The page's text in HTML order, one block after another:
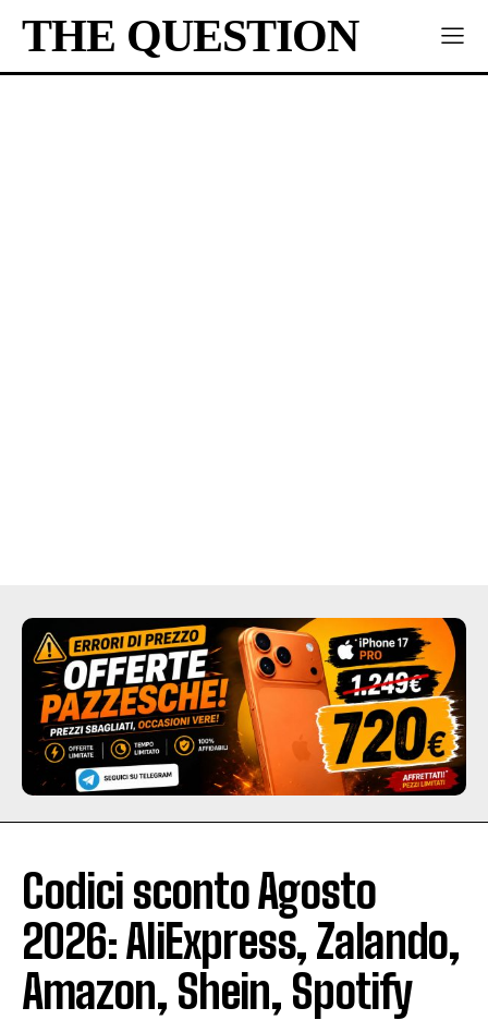
THE QUESTION
Codici sconto Agosto
2026: AliExpress, Zalando,
Amazon, Shein, Spotify